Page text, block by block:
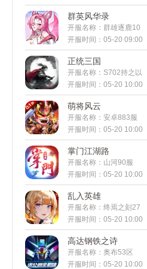
群英风华录
开服名称：群雄逐鹿10
服
开服时间：05-20 09:00
正统三国
开服名称：S702持之以
恒
开服时间：05-20 10:00
萌将风云
开服名称：安卓883服
开服时间：05-20 10:00
掌门江湖路
开服名称：山河90服
开服时间：05-20 10:00
乱入英雄
开服名称：终焉之刻27
服
开服时间：05-20 10:00
高达钢铁之诗
开服名称：奥布53区
开服时间：05-20 10:00